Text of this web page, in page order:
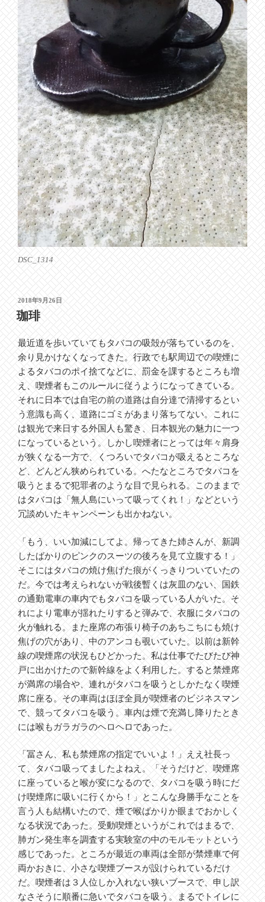
DSC_1314
投
稿
日:
2018年9月26日
珈琲
最近道を歩いていてもタバコの吸殻が落ちているのを、
余り見かけなくなってきた。行政でも駅周辺での喫煙に
よるタバコのポイ捨てなどに、罰金を課するところも増
え、喫煙者もこのルールに従うようになってきている。
それに日本では自宅の前の道路は自分達で清掃するとい
う意識も高く、道路にゴミがあまり落ちてない。これに
は観光で来日する外国人も驚き、日本観光の魅力に一つ
になっているという。しかし喫煙者にとっては年々肩身
が狭くなる一方で、くつろいでタバコが吸えるところな
ど、どんどん狭められている。へたなところでタバコを
吸うとまるで犯罪者のような目で見られる。このままで
はタバコは「無人島にいって吸ってくれ！」などという
冗談めいたキャンペーンも出かねない。
「もう、いい加減にしてよ。帰ってきた姉さんが、新調
したばかりのピンクのスーツの後ろを見て立腹する！」
そこにはタバコの焼け焦げた痕がくっきりついていたの
だ。今では考えられないが戦後暫くは灰皿のない、国鉄
の通勤電車の車内でもタバコを吸っている人がいた。そ
れにより電車が揺れたりすると弾みで、衣服にタバコの
火が触れる。また座席の布張り椅子のあちこちにも焼け
焦げの穴があり、中のアンコも覗いていた。以前は新幹
線の喫煙席の状況もひどかった。私は仕事でたびたび神
戸に出かけたので新幹線をよく利用した。すると禁煙席
が満席の場合や、連れがタバコを吸うとしかたなく喫煙
席に座る。その車両はほぼ全員が喫煙者のビジネスマン
で、競ってタバコを吸う。車内は煙で充満し降りたとき
には喉もガラガラのヘロヘロであった。
「冨さん、私も禁煙席の指定でいいよ！」ええ社長っ
て、タバコ吸ってましたよねえ。「そうだけど、喫煙席
に座っていると喉が変になるので、タバコを吸う時にだ
け喫煙席に吸いに行くから！」とこんな身勝手なことを
言う人も結構いたので、煙で喉ばかりか眼までおかしく
なる状況であった。受動喫煙というがこれではまるで、
肺ガン発生率を調査する実験室の中のモルモットという
感じであった。ところが最近の車両は全部が禁煙車で何
両かおきに、小さな喫煙ブースが設けられているだけ
だ。喫煙者は３人位しか入れない狭いブースで、申し訳
なさそうに順番に急いでタバコを吸う。まるでトイレに